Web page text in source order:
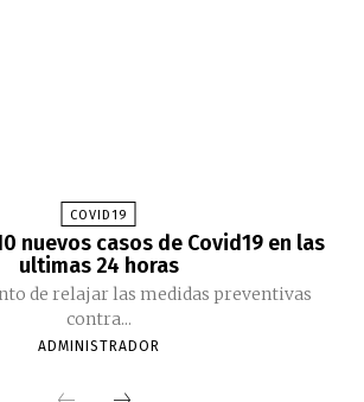
COVID19
nuevos casos de Covid19 en las
ultimas 24 horas
de relajar las medidas preventivas
contra...
ADMINISTRADOR